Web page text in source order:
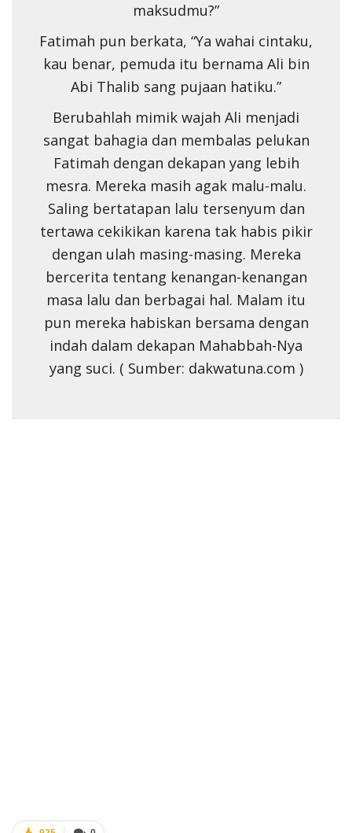
maksudmu?”
Fatimah pun berkata, “Ya wahai cintaku,
kau benar, pemuda itu bernama Ali bin
Abi Thalib sang pujaan hatiku.”
Berubahlah mimik wajah Ali menjadi
sangat bahagia dan membalas pelukan
Fatimah dengan dekapan yang lebih
mesra. Mereka masih agak malu-malu.
Saling bertatapan lalu tersenyum dan
tertawa cekikikan karena tak habis pikir
dengan ulah masing-masing. Mereka
bercerita tentang kenangan-kenangan
masa lalu dan berbagai hal. Malam itu
pun mereka habiskan bersama dengan
indah dalam dekapan Mahabbah-Nya
yang suci. ( Sumber: dakwatuna.com )